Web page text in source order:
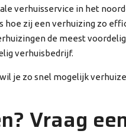
verhuisservice in het
hoe zij een verhuizing zo
de meest
verhuisbedrijf.
je zo snel mogelijk
Vraag